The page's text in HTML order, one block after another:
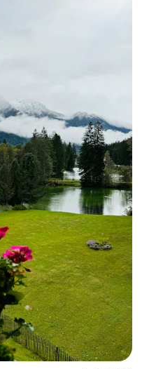
„Odabrali gosti”